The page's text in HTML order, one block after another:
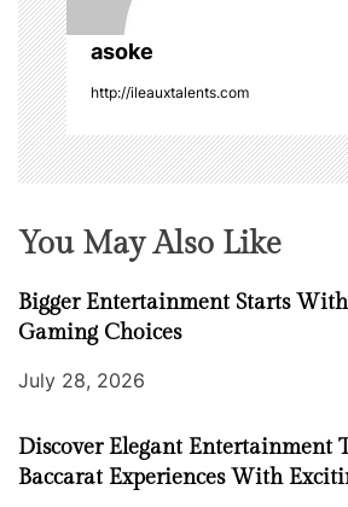
o
n
asoke
http://ileauxtalents.com
You May Also Like
Bigger Entertainment Starts
Gaming Choices
July 28, 2026
Discover Elegant Entertainment
Baccarat Experiences With